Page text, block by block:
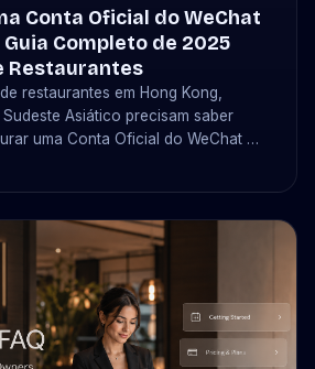
Conta Oficial do WeChat
Guia Completo de 2025
Restaurantes
restaurantes em Hong Kong,
Asiático precisam saber
uma Conta Oficial do WeChat —
custos (¥300 ou US$99),